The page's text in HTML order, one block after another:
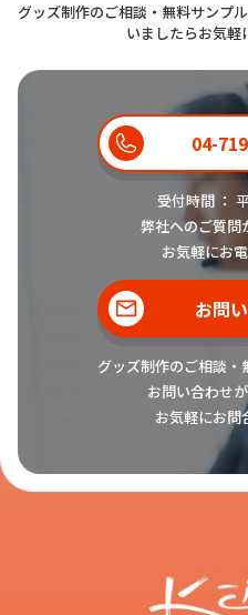
グッズ制作のご相談・無料サンプ
いましたらお気軽
04-
受付時間 ：
弊社へのご質問
お気軽にお
お問
グッズ制作のご相談
お問い合わせ
お気軽にお問